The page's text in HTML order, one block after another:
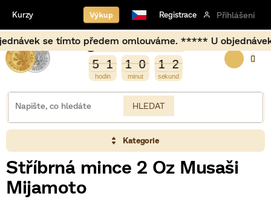
obsah
předem omlouváme. ***** U objednávek
Výkup Registrace Přihlášení
Kurzy
5
5 1
1 1
1 0
0 1
1 1
2
1
3
2
HLEDAT
Kategorie
Stříbrná mince 2 Oz Musaši
Mijamoto